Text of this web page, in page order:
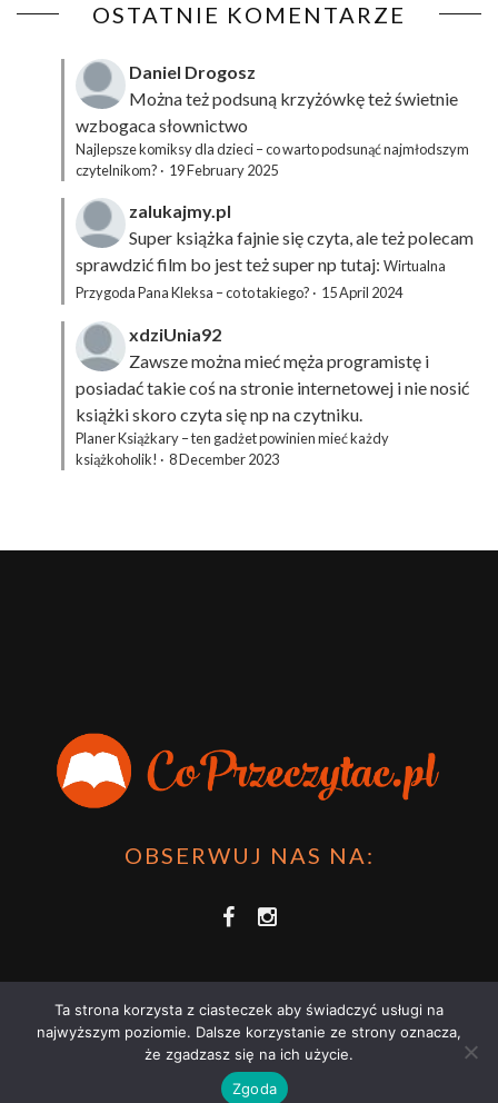
OSTATNIE KOMENTARZE
Daniel Drogosz
Można też podsuną krzyżówkęteż świetnie
wzbogaca słownictwo
Najlepsze komiksy dla dzieci – co warto podsunąć najmłodszym
czytelnikom? · 19 February 2025
zalukajmy.pl
Super książka fajnie się czyta, ale też polecam
sprawdzić film bo jest też super np tutaj: Wirtualna
Przygoda Pana Kleksa – co to takiego? · 15 April 2024
xdziUnia92
Zawsze można mieć męża programistę i
posiadać takie coś na stronie internetowej i nie nosić
książki skoro czyta się np na czytniku.
Planer Książkary – ten gadżet powinien mieć każdy
książkoholik! · 8 December 2023
OBSERWUJ NAS NA:
COPRZECZYTAĆ.PL 2021 | STRONA WYKORZYSTUJE PLIKI COOKIES |
POLITYKĄ PRYWATNOŚCI
Ta strona korzysta z ciasteczek aby świadczyć usługi na
najwyższym poziomie. Dalsze korzystanie ze strony oznacza,
że zgadzasz się na ich użycie.
Zgoda